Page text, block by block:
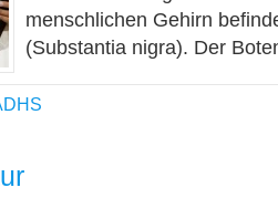
menschlichen Gehirn
(Substantia nigra). Der